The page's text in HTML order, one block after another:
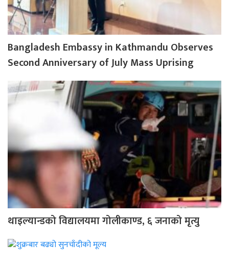
Bangladesh Embassy in Kathmandu Observes
Second Anniversary of July Mass Uprising
थाइल्यान्डको विद्यालयमा गोलीकाण्ड, ६ जनाको मृत्यु